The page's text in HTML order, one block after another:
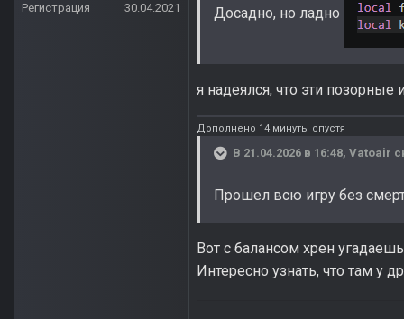
Регистрация
30.04.2021 Досадно, но ладно
я надеялся, что эти позорные
Дополнено 14 минуты спустя
В 21.04.2026 в 16:48, Vatoair
Прошел всю игру без
Вот с балансом хрен
Интересно узнать, что там у